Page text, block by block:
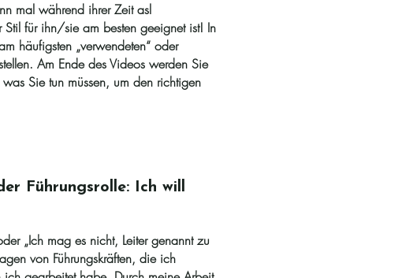
mal während ihrer Zeit asl
Stil für ihn/sie am besten geeignet ist! In
häufigsten „verwendeten“ oder
Am Ende des Videos werden Sie
Sie tun müssen, um den richtigen
Führungsrolle: Ich will
„Ich mag es nicht, Leiter genannt zu
von Führungskräften, die ich